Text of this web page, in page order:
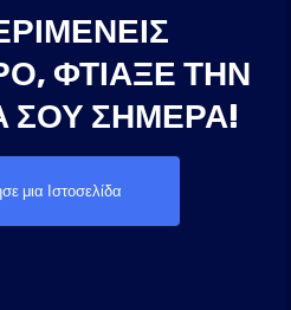
ΦΤΙΆΞΕ ΤΗΝ
ΣΟΥ ΣΉΜΕΡΑ!
μια Ιστοσελίδα